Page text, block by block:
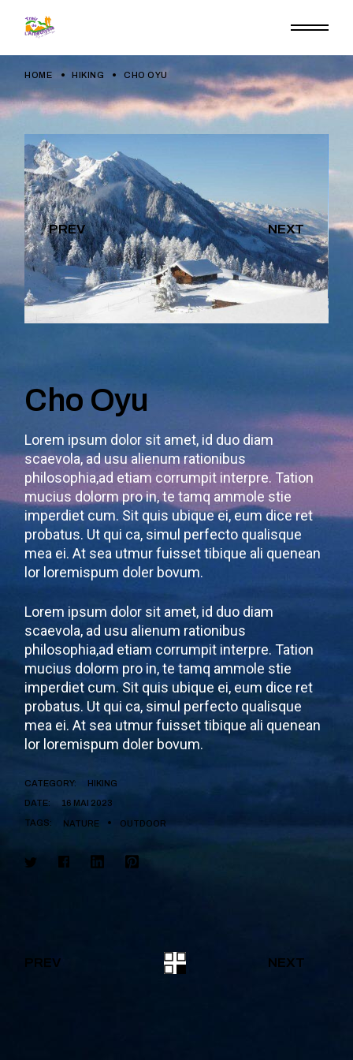
HOME HIKING CHO OYU
PREV NEXT
Cho Oyu
Lorem ipsum dolor sit amet, id duo diam
scaevola, ad usu alienum rationibus
philosophia,ad etiam corrumpit interpre. Tation
mucius dolorm pro in, te tamq ammole stie
imperdiet cum. Sit quis ubique ei, eum dice ret
probatus. Ut qui ca, simul perfecto qualisque
mea ei. At sea utmur fuisset tibique ali quenean
lor loremispum doler bovum.
Lorem ipsum dolor sit amet, id duo diam
scaevola, ad usu alienum rationibus
philosophia,ad etiam corrumpit interpre. Tation
mucius dolorm pro in, te tamq ammole stie
imperdiet cum. Sit quis ubique ei, eum dice ret
probatus. Ut qui ca, simul perfecto qualisque
mea ei. At sea utmur fuisset tibique ali quenean
lor loremispum doler bovum.
CATEGORY: HIKING
DATE: 16 MAI 2023
TAGS: NATURE OUTDOOR
PREV NEXT